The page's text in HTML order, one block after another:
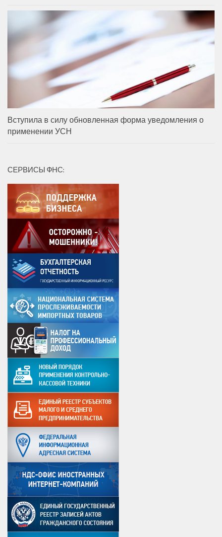
Вступила в силу обновленная форма уведомления о
применении УСН
СЕРВИСЫ ФНС: